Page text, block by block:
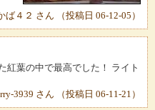
ば４２ さん （投稿日 06-12-05）
紅葉の中で最高でした！ ライト
3939 さん （投稿日 06-11-21）